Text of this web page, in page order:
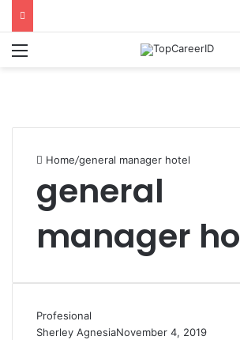
Home/general manager hotel
general
manager
Profesional
Sherley AgnesiaNovember 4, 2019